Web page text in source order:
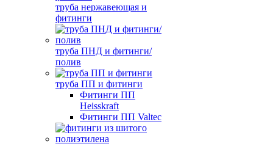
труба нержавеющая и
фитинги
труба ПНД и фитинги/
полив
труба ПП и фитинги
Фитинги ПП
Heisskraft
Фитинги ПП Valtec